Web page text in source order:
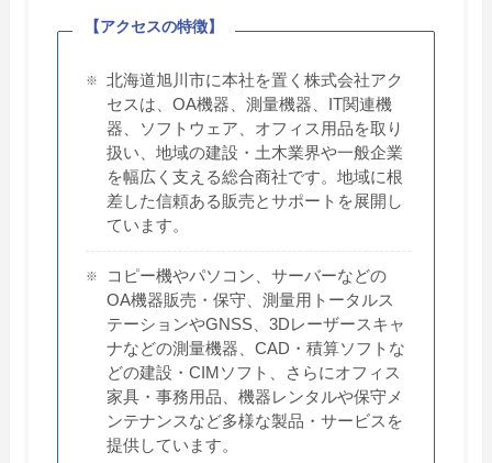
【アクセスの特徴】
北海道旭川市に本社を置く株式会社アク
セスは、OA機器、測量機器、IT関連機
器、ソフトウェア、オフィス用品を取り
扱い、地域の建設・土木業界や一般企業
を幅広く支える総合商社です。地域に根
差した信頼ある販売とサポートを展開し
ています。
コピー機やパソコン、サーバーなどの
OA機器販売・保守、測量用トータルス
テーションやGNSS、3Dレーザースキャ
ナなどの測量機器、CAD・積算ソフトな
どの建設・CIMソフト、さらにオフィス
家具・事務用品、機器レンタルや保守メ
ンテナンスなど多様な製品・サービスを
提供しています。